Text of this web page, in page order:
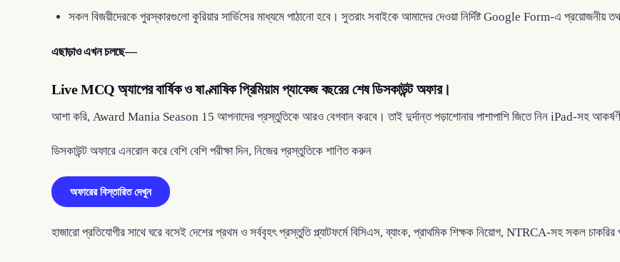
সকল বিজয়ীদেরকে পুরস্কারগুলো কুরিয়ার সার্ভিসের মাধ্যমে পাঠানো হবে। সুতরাং সবাইকে আমাদের দেওয়া নির্দিষ্ট Google Form-এ প্রয়োজনীয়
এছাড়াও এখন চলছে—
Live MCQ অ্যাপের বার্ষিক ও ষাণ্মাষিক প্রিমিয়াম প্যাকেজ বছরের শেষ ডিসকাউন্ট অফার।
আশা করি, Award Mania Season 15 আপনাদের প্রস্তুতিকে আরও বেগবান করবে। তাই দুর্দান্ত পড়াশোনার পাশাপাশি জিতে নিন iPad-সহ
ডিসকাউন্ট অফারে এনরোল করে বেশি বেশি পরীক্ষা দিন, নিজের প্রস্তুতিকে শাণিত করুন
অফারের বিস্তারিত দেখুন
হাজারো প্রতিযোগীর সাথে ঘরে বসেই দেশের প্রথম ও সর্ববৃহৎ প্রস্তুতি প্ল্যাটফর্মে বিসিএস, ব্যাংক, প্রাথমিক শিক্ষক নিয়োগ, NTRCA-সহ সকল